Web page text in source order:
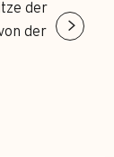
der
der